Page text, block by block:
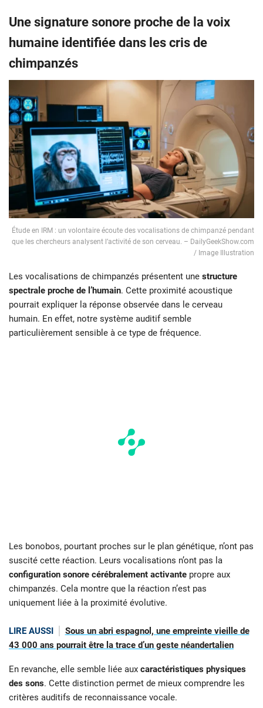
Une signature sonore proche de la voix
humaine identifiée dans les cris de
chimpanzés
Étude en IRM : un volontaire écoute des vocalisations de chimpanzé pendant
que les chercheurs analysent l’activité de son cerveau. – DailyGeekShow.com
/ Image Illustration
Les vocalisations de chimpanzés présentent une structure
spectrale proche de l’humain. Cette proximité acoustique
pourrait expliquer la réponse observée dans le cerveau
humain. En effet, notre système auditif semble
particulièrement sensible à ce type de fréquence.
Les bonobos, pourtant proches sur le plan génétique, n’ont pas
suscité cette réaction. Leurs vocalisations n’ont pas la
configuration sonore cérébralement activante propre aux
chimpanzés. Cela montre que la réaction n’est pas
uniquement liée à la proximité évolutive.
LIRE AUSSI
Sous un abri espagnol, une empreinte vieille de
43 000 ans pourrait être la trace d’un geste néandertalien
En revanche, elle semble liée aux caractéristiques physiques
des sons. Cette distinction permet de mieux comprendre les
critères auditifs de reconnaissance vocale.